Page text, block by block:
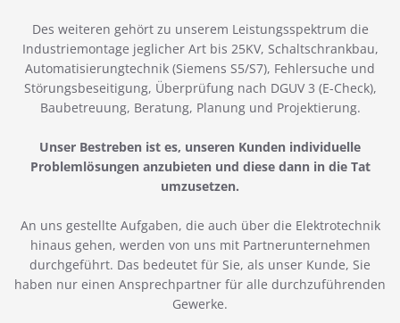
Des weiteren gehört zu unserem Leistungsspektrum die
Industriemontage jeglicher Art bis 25KV, Schaltschrankbau,
Automatisierungtechnik (Siemens S5/S7), Fehlersuche und
Störungsbeseitigung, Überprüfung nach DGUV 3 (E-Check),
Baubetreuung, Beratung, Planung und Projektierung.
Unser Bestreben ist es, unseren Kunden individuelle
Problemlösungen anzubieten und diese dann in die Tat
umzusetzen.
An uns gestellte Aufgaben, die auch über die Elektrotechnik
hinaus gehen, werden von uns mit Partnerunternehmen
durchgeführt. Das bedeutet für Sie, als unser Kunde, Sie
haben nur einen Ansprechpartner für alle durchzuführenden
Gewerke.